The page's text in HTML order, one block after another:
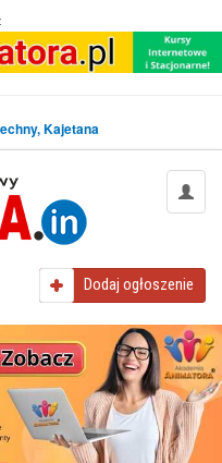
Kajetana
Dodaj ogłoszenie